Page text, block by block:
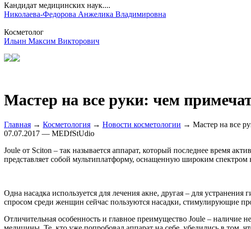
Кандидат медицинских наук....
Николаева-Федорова Анжелика Владимировна
Косметолог
Ильин Максим Викторович
Мастер на все руки: чем
Главная → Косметология → Новости косметологии → Мастер на все
07.07.2017 — MEDfStUdio
Joule от Sciton – так называется аппарат, который последнее время
представляет собой мультиплатформу, оснащенную широким спектром
Одна насадка используется для лечения акне, другая – для
спросом среди женщин сейчас пользуются насадки, стимулирующие
Отличительная особенность и главное преимущество Joule – наличие